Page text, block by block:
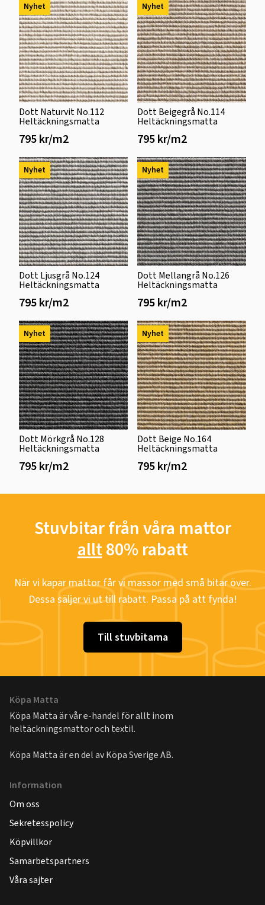
Nyhet
Dott Naturvit No.112
Heltäckningsmatta
795 kr/m2
Nyhet
Dott Beigegrå No.114
Heltäckningsmatta
795 kr/m2
Nyhet
Dott Ljusgrå No.124
Heltäckningsmatta
795 kr/m2
Nyhet
Dott Mellangrå No.126
Heltäckningsmatta
795 kr/m2
Nyhet
Dott Mörkgrå No.128
Heltäckningsmatta
795 kr/m2
Nyhet
Dott Beige No.164
Heltäckningsmatta
795 kr/m2
Stuvbitar från våra mattor
allt80% rabatt
När vi kapar mattor får vi massor med små bitar över.
Dessa säljer vi ut till rabatt. Passa på att fynda!
Till stuvbitarna
Köpa Matta
Köpa Matta är vår e-handel för allt inom
heltäckningsmattor och textil.
Köpa Matta är en del avKöpa Sverige AB.
Information
Om oss
Sekretesspolicy
Köpvillkor
Samarbetspartners
Våra sajter